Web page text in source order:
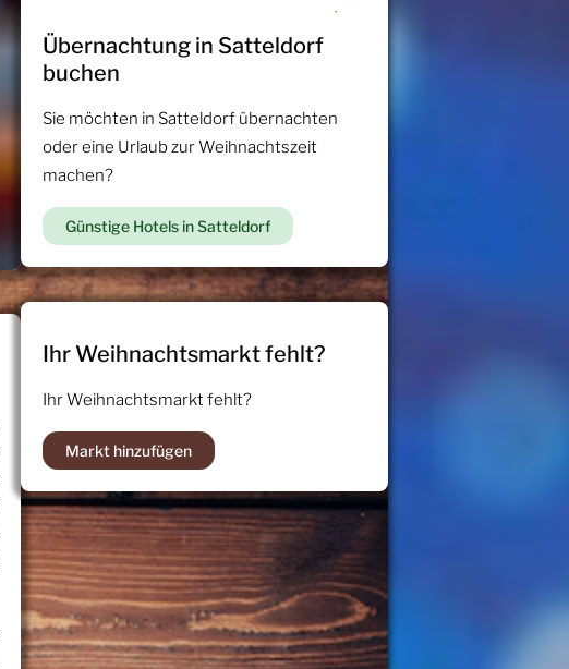
Übernachtung in Satteldorf
buchen
Sie möchten in Satteldorf übernachten
oder eine Urlaub zur Weihnachtszeit
machen?
Günstige Hotels in Satteldorf
Ihr Weihnachtsmarkt fehlt?
Ihr Weihnachtsmarkt fehlt?
Markt hinzufügen